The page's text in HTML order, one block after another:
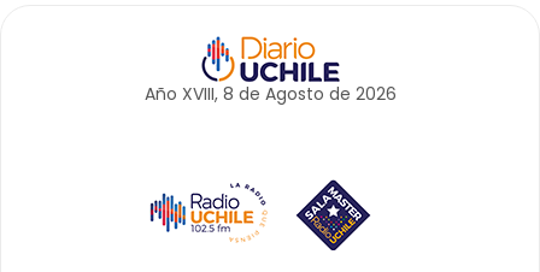
Año XVIII, 8 de Agosto de 2026